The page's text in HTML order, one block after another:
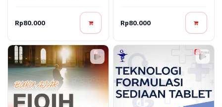
Bencana
Rp80.000 Rp80.000